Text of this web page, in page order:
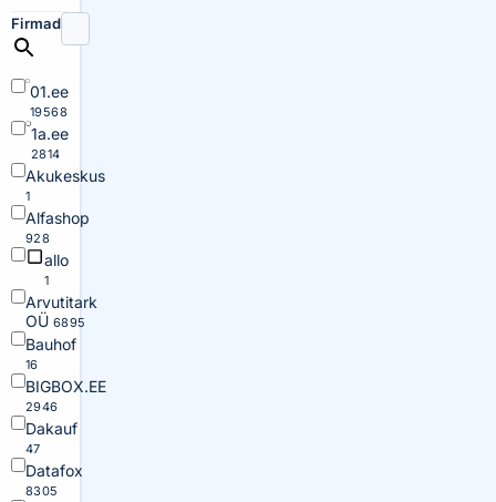
Firmad
01.ee
19568
1a.ee
2814
Akukeskus
1
Alfashop
928
allo
1
Arvutitark
OÜ 6895
Bauhof
16
BIGBOX.EE
2946
Dakauf
47
Datafox
8305